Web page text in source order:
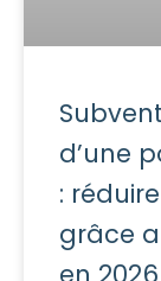
d’une
:
grâce